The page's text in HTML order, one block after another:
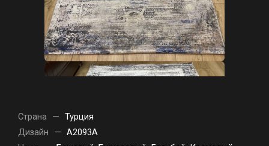
Страна — Турция
Дизайн
— A2093A